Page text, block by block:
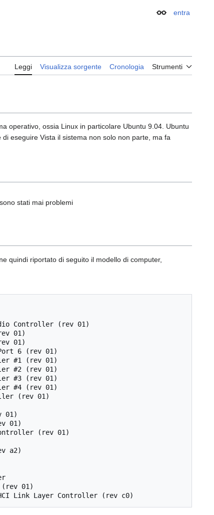
Aspetto
entra
Leggi Visualizza sorgente Cronologia Strumenti
operativo, ossia Linux in particolare Ubuntu 9.04. Ubuntu
eseguire Vista il sistema non solo non parte, ma fa
stati mai problemi
quindi riportato di seguito il modello di computer,
Controller (rev 01)
01)
01)
6 (rev 01)
#1 (rev 01)
#2 (rev 01)
#3 (rev 01)
#4 (rev 01)
(rev 01)
01)
01)
(rev 01)
a2)
(rev 01)